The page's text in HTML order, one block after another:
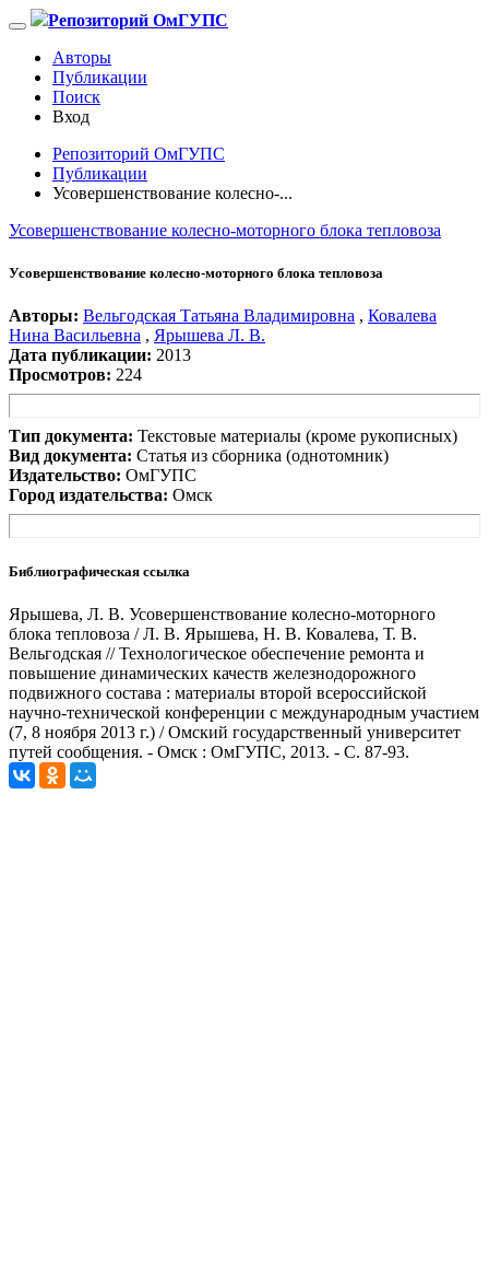
Репозиторий ОмГУПС
Авторы
Публикации
Поиск
Вход
Репозиторий ОмГУПС
Публикации
Усовершенствование колесно-...
Усовершенствование колесно-моторного блока тепловоза
Усовершенствование колесно-моторного блока тепловоза
Авторы: Вельгодская Татьяна Владимировна , Ковалева
Нина Васильевна , Ярышева Л. В.
Дата публикации: 2013
Просмотров: 224
Тип документа: Текстовые материалы (кроме рукописных)
Вид документа: Статья из сборника (однотомник)
Издательство: ОмГУПС
Город издательства: Омск
Библиографическая ссылка
Ярышева, Л. В. Усовершенствование колесно-моторного
блока тепловоза / Л. В. Ярышева, Н. В. Ковалева, Т. В.
Вельгодская // Технологическое обеспечение ремонта и
повышение динамических качеств железнодорожного
подвижного состава : материалы второй всероссийской
научно-технической конференции с международным участием
(7, 8 ноября 2013 г.) / Омский государственный университет
путей сообщения. - Омск : ОмГУПС, 2013. - С. 87-93.